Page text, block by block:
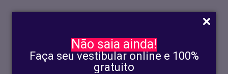
Não saia ainda!
Faça seu vestibular online e 100%
gratuito